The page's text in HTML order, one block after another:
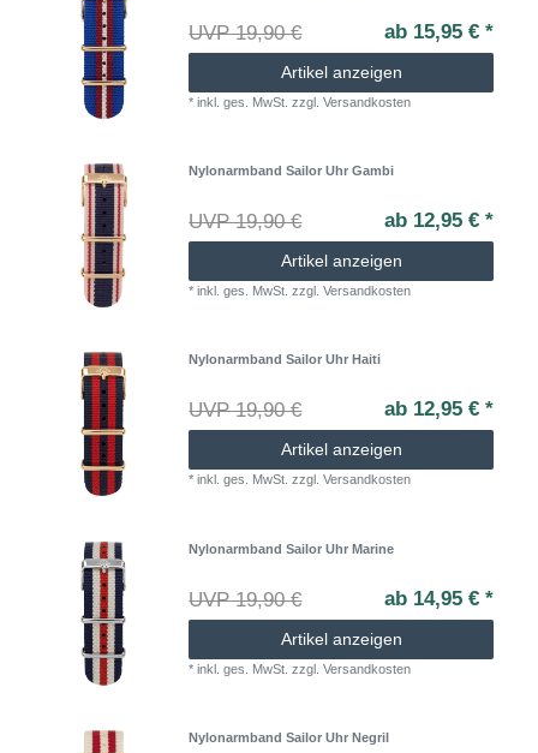
UVP 19,90 € ab 15,95 € *
Artikel anzeigen
*inkl. ges. MwSt. zzgl.Versandkosten
Nylonarmband Sailor Uhr Gambi
UVP 19,90 € ab 12,95 € *
Artikel anzeigen
*inkl. ges. MwSt. zzgl.Versandkosten
Nylonarmband Sailor Uhr Haiti
UVP 19,90 € ab 12,95 € *
Artikel anzeigen
*inkl. ges. MwSt. zzgl.Versandkosten
Nylonarmband Sailor Uhr Marine
UVP 19,90 € ab 14,95 € *
Artikel anzeigen
*inkl. ges. MwSt. zzgl.Versandkosten
Nylonarmband Sailor Uhr Negril